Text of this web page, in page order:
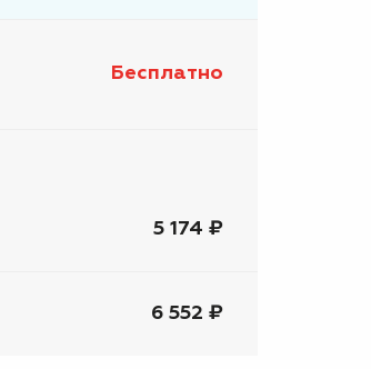
Бесплатно
5 174 ₽
6 552 ₽